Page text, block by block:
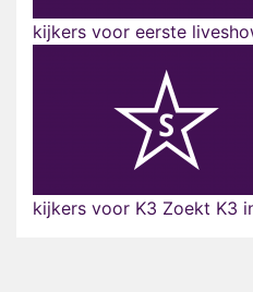
kijkers voor eerste
kijkers voor K3 Zoekt K3